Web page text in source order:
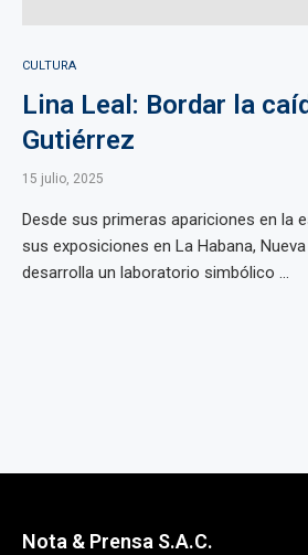
CULTURA
Lina Leal: Bordar la
Gutiérrez
15 julio, 2025
Desde sus primeras apariciones en la
sus exposiciones en La Habana,
desarrolla un laboratorio simbólico ...
Nota & Prensa S.A.C.